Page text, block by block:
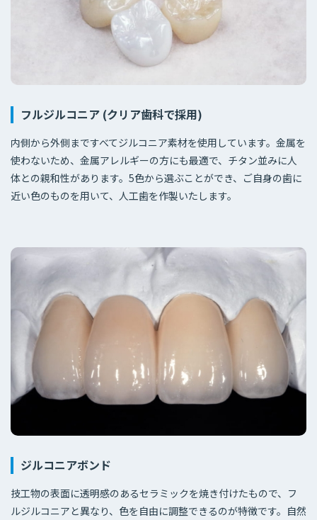
フルジルコニア (クリア歯科で採用)
内側から外側まですべてジルコニア素材を使用しています。金属を
使わないため、金属アレルギーの方にも最適で、チタン並みに人
体との親和性があります。5色から選ぶことができ、ご自身の歯に
近い色のものを用いて、人工歯を作製いたします。
ジルコニアボンド
技工物の表面に透明感のあるセラミックを焼き付けたもので、フ
ルジルコニアと異なり、色を自由に調整できるのが特徴です。自然